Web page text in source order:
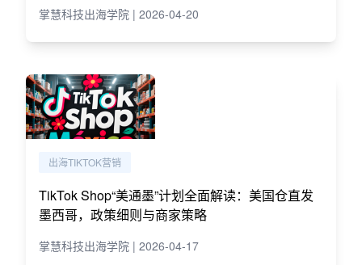
掌慧科技出海学院 | 2026-04-20
出海TIKTOK营销
TikTok Shop“美通墨”计划全面解读：美国仓直发
墨西哥，政策细则与商家策略
掌慧科技出海学院 | 2026-04-17